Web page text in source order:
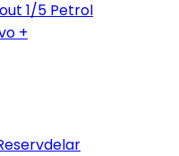
1/5 Petrol
+